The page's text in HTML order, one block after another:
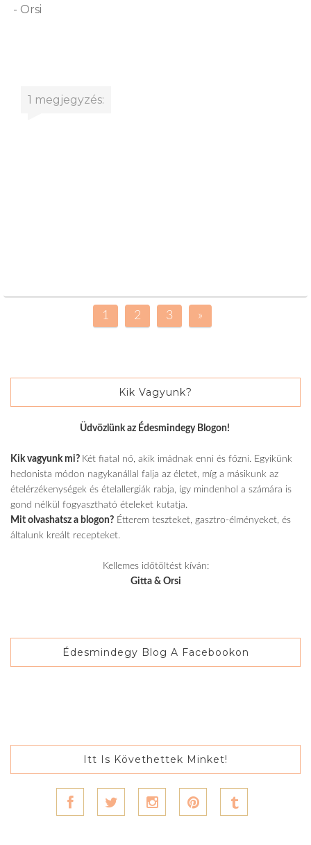
- Orsi
1 megjegyzés:
1 2 3 »
Kik Vagyunk?
Üdvözlünk az Édesmindegy Blogon!
Kik vagyunk mi? Két fiatal nő, akik imádnak enni és főzni. Egyikünk
hedonista módon nagykanállal falja az életet, míg a másikunk az
ételérzékenységek és ételallergiák rabja, így mindenhol a számára is
gond nélkül fogyasztható ételeket kutatja.
Mit olvashatsz a blogon? Étterem teszteket, gasztro-élményeket, és
általunk kreált recepteket.
Kellemes időtöltést kíván:
Gitta & Orsi
Édesmindegy Blog A Facebookon
Itt Is Követhettek Minket!